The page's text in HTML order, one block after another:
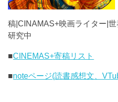
稿|CINAMAS+映画ライター|
研究中
■CINEMAS+寄稿リスト
■noteページ(読書感想文、